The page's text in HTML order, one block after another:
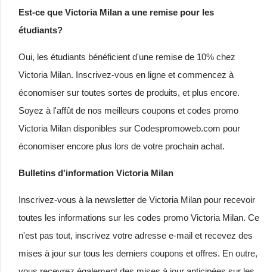
Est-ce que Victoria Milan a une remise pour les
étudiants?
Oui, les étudiants bénéficient d'une remise de 10% chez
Victoria Milan. Inscrivez-vous en ligne et commencez à
économiser sur toutes sortes de produits, et plus encore.
Soyez à l'affût de nos meilleurs coupons et codes promo
Victoria Milan disponibles sur Codespromoweb.com pour
économiser encore plus lors de votre prochain achat.
Bulletins d'information Victoria Milan
Inscrivez-vous à la newsletter de Victoria Milan pour recevoir
toutes les informations sur les codes promo Victoria Milan. Ce
n'est pas tout, inscrivez votre adresse e-mail et recevez des
mises à jour sur tous les derniers coupons et offres. En outre,